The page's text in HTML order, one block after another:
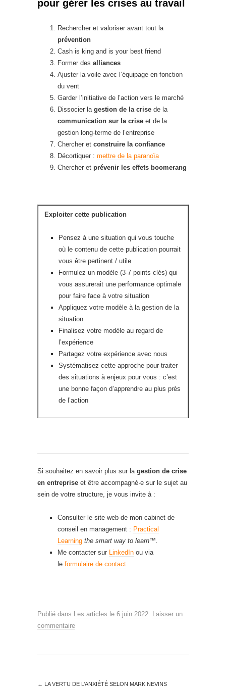
pour gérer les crises au travail
Rechercher et valoriser avant tout la
prévention
Cash is king and is your best friend
Former des alliances
Ajuster la voile avec l’équipage en fonction
du vent
Garder l’initiative de l’action vers le marché
Dissocier la gestion de la crise de la
communication sur la crise et de la
gestion long-terme de l’entreprise
Chercher et construire la confiance
Décortiquer : mettre de la paranoïa
Chercher et prévenir les effets boomerang
Exploiter cette publication
Pensez à une situation qui vous touche
où le contenu de cette publication pourrait
vous être pertinent / utile
Formulez un modèle (3-7 points clés) qui
vous assurerait une performance optimale
pour faire face à votre situation
Appliquez votre modèle à la gestion de la
situation
Finalisez votre modèle au regard de
l’expérience
Partagez votre expérience avec nous
Systématisez cette approche pour traiter
des situations à enjeux pour vous : c’est
une bonne façon d’apprendre au plus près
de l’action
Si souhaitez en savoir plus sur la gestion de crise
en entreprise et être accompagné·e sur le sujet au
sein de votre structure, je vous invite à :
Consulter le site web de mon cabinet de
conseil en management : Practical
Learning the smart way to learn™.
Me contacter sur LinkedIn ou via
le formulaire de contact.
Publié dans Les articles le 6 juin 2022. Laisser un
commentaire
← LA VERTU DE L’ANXIÉTÉ SELON MARK NEVINS